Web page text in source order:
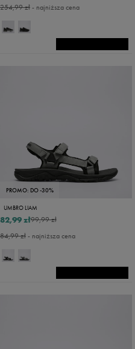
254,99 zł- najniższa cena
PROMO: DO -30%
UMBRO LIAM
99,99 zł
82,99 zł
84,99 zł- najniższa cena